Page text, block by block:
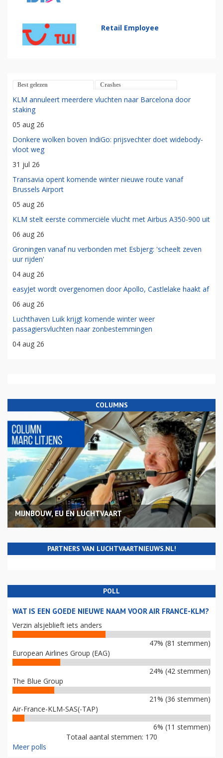
Retail Employee
Best gelezen Crashes
KLM annuleert meerdere vluchten naar Barcelona door
staking
05 aug 26
Donkere wolken boven IndiGo: prijsvechter doet widebody-
vloot weg
31 jul 26
Transavia opent komende winter nieuwe route vanaf
Brussels Airport
05 aug 26
KLM stelt eerste commerciële vlucht met Airbus A350-900 uit
06 aug 26
Groningen vanaf nu verbonden met Esbjerg: 'scheelt zeven
uur rijden'
04 aug 26
easyJet wordt overgenomen door Apollo, Castlelake haakt af
06 aug 26
Luchthaven Luik krijgt komende winter weer
passagiersvluchten naar zonbestemmingen
04 aug 26
COLUMNS
MIJNBOUW, EU EN LUCHTVAART
PARTNERS VAN LUCHTVAARTNIEUWS.NL!
POLL
WAT IS EEN GOEDE NIEUWE NAAM VOOR AIR FRANCE-KLM?
Verzin alsjeblieft iets anders
47% (81 stemmen)
European Airlines Group (EAG)
24% (42 stemmen)
The Blue Group
21% (36 stemmen)
Air-France-KLM-SAS(-TAP)
6% (11 stemmen)
Totaal aantal stemmen: 170
Meer polls